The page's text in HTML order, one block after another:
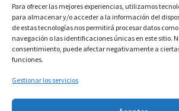
Para ofrecer las mejores experiencias, utilizamos
para almacenar y/o acceder a la información del
de estas tecnologías nos permitirá procesar datos
navegación o las identificaciones únicas en este sitio.
consentimiento, puede afectar negativamente a
funciones.
Gestionar los servicios
Condiciones de compra
Política de cookies